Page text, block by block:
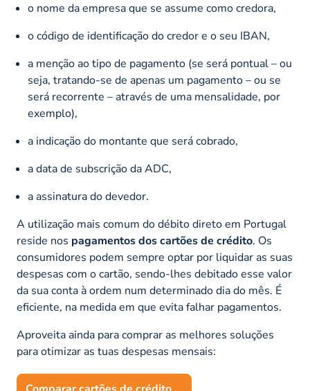
o nome da empresa que se assume como credora,
o código de identificação do credor e o seu IBAN,
a menção ao tipo de pagamento (se será pontual – ou
seja, tratando-se de apenas um pagamento – ou se
será recorrente – através de uma mensalidade, por
exemplo),
a indicação do montante que será cobrado,
a data de subscrição da ADC,
a assinatura do devedor.
A utilização mais comum do débito direto em Portugal
reside nos pagamentos dos cartões de crédito. Os
consumidores podem sempre optar por liquidar as suas
despesas com o cartão, sendo-lhes debitado esse valor
da sua conta à ordem num determinado dia do mês. É
eficiente, na medida em que evita falhar pagamentos.
Aproveita ainda para comprar as melhores soluções
para otimizar as tuas despesas mensais: